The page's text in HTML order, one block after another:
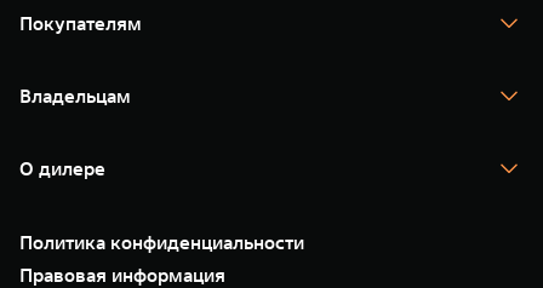
TANK 400
TANK 500
Покупателям
Тест-драйв
TANK Финансы
Корпоративным клиентам
Зарядные станции
Владельцам
Помощь на дороге
Новые цифровые сервисы TANK
Сервис
Нулевое ТО
Моторные масла
О дилере
35 лет GWM
GWM ТЕХ ДЕНЬ
Новости
Политика конфиденциальности
Правовая информация